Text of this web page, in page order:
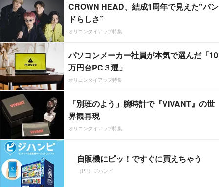
CROWN HEAD、結成1周年で見えた”バン
ドらしさ”
オリコンタイアップ特集
パソコンメーカー社員が本気で選んだ「10
万円台PC３選」
オリコンタイアップ特集
「別班のよう」腕時計で『VIVANT』の世
界観再現
オリコンタイアップ特集
自販機にピッ！ですぐに買えちゃう
（PR）ジハンピ